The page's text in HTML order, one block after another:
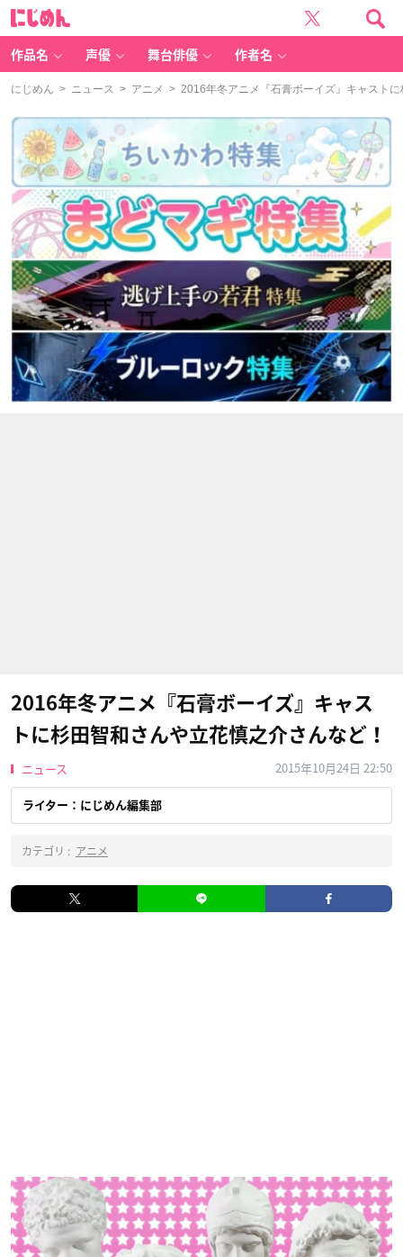
作品名 声優 舞台俳優 作者名
にじめん > ニュース > アニメ > 2016年冬アニメ『石膏ボーイズ』キャスト
2016年冬アニメ『石膏ボーイズ』キャス
トに杉田智和さんや立花慎之介さんなど！
ニュース 2015年10月24日 22:50
ライター：にじめん編集部
カテゴリ : アニメ